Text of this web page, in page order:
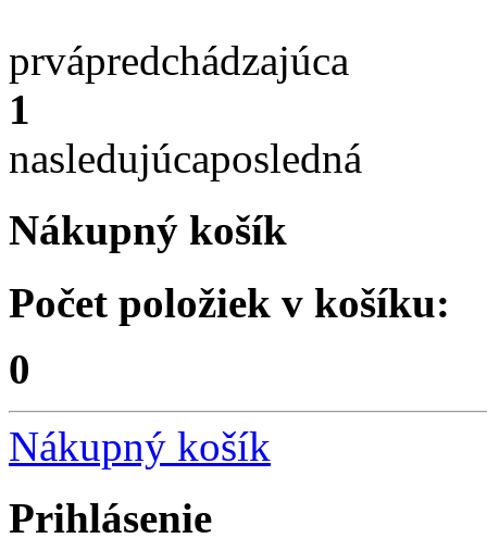
prvápredchádzajúca
1
nasledujúcaposledná
Nákupný košík
Počet položiek v košíku:
0
Nákupný košík
Prihlásenie